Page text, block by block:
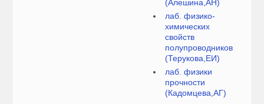
(Алешина,АН)
лаб. физико-
химических
свойств
полупроводников
(Терукова,ЕИ)
лаб. физики
прочности
(Кадомцева,АГ)